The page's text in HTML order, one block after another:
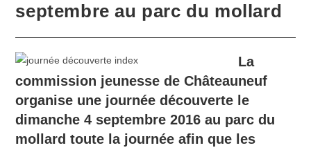
septembre au parc du mollard
La
commission jeunesse de Châteauneuf
organise une journée découverte le
dimanche 4 septembre 2016 au parc du
mollard toute la journée afin que les